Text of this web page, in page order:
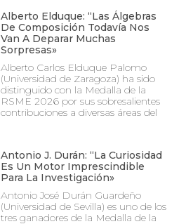
Alberto Elduque: “Las Álgebras
De Composición Todavía Nos
Van A Deparar Muchas
Sorpresas»
Alberto Carlos Elduque Palomo
(Universidad de Zaragoza) ha sido
distinguido con la Medalla de la
RSME 2026 por sus sobresalientes
contribuciones a diversas áreas del
Antonio J. Durán: “La Curiosidad
Es Un Motor Imprescindible
Para La Investigación»
Antonio José Durán Guardeño
(Universidad de Sevilla) es uno de los
tres ganadores de la Medalla de la